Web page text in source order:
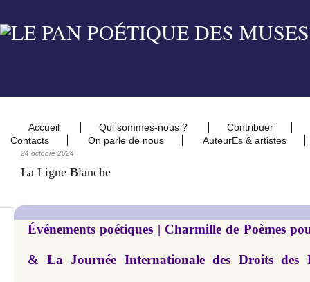
Accueil Qui sommes-nous ?
Contribuer
Contacts
On parle de nous AuteurEs & artistes
24 octobre 2024
La Ligne Blanche
Événements poétiques | Charmille de Poèmes
& La Journée Internationale des Droits